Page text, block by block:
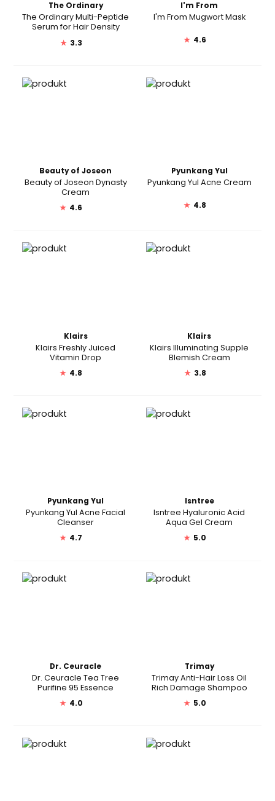
The Ordinary
The Ordinary Multi-Peptide
Serum for Hair Density
★ 3.3
I'm From
I'm From Mugwort Mask
★ 4.6
Beauty of Joseon
Beauty of Joseon Dynasty
Cream
★ 4.6
Pyunkang Yul
Pyunkang Yul Acne Cream
★ 4.8
Klairs
Klairs Freshly Juiced
Vitamin Drop
★ 4.8
Klairs
Klairs Illuminating Supple
Blemish Cream
★ 3.8
Pyunkang Yul
Pyunkang Yul Acne Facial
Cleanser
★ 4.7
Isntree
Isntree Hyaluronic Acid
Aqua Gel Cream
★ 5.0
Dr. Ceuracle
Dr. Ceuracle Tea Tree
Purifine 95 Essence
★ 4.0
Trimay
Trimay Anti-Hair Loss Oil
Rich Damage Shampoo
★ 5.0